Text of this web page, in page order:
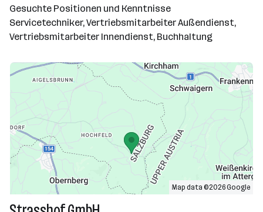
Gesuchte Positionen und Kenntnisse
Servicetechniker, Vertriebsmitarbeiter Außendienst,
Vertriebsmitarbeiter Innendienst, Buchhaltung
Map data ©2026 Google